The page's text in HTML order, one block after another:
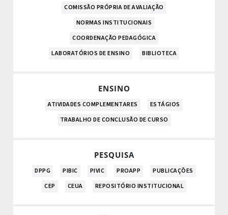
COMISSÃO PRÓPRIA DE AVALIAÇÃO
NORMAS INSTITUCIONAIS
COORDENAÇÃO PEDAGÓGICA
LABORATÓRIOS DE ENSINO
BIBLIOTECA
ENSINO
ATIVIDADES COMPLEMENTARES
ESTÁGIOS
TRABALHO DE CONCLUSÃO DE CURSO
PESQUISA
DPPG PIBIC PIVIC PROAPP
PUBLICAÇÕES
CEP
CEUA REPOSITÓRIO INSTITUCIONAL